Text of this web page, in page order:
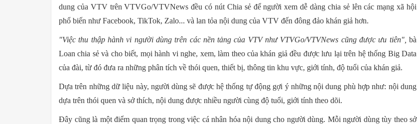
dung của VTV trên VTVGo/VTVNews đều có nút Chia sẻ để người xem dễ dàng chia sẻ lên các mạng xã hội
phổ biến như Facebook, TikTok, Zalo... và lan tỏa nội dung của VTV đến đông đảo khán giả hơn.
"Việc thu thập hành vi người dùng trên các nền tảng của VTV như VTVGo/VTVNews cũng được ưu tiên", bà
Loan chia sẻ và cho biết, mọi hành vi nghe, xem, làm theo của khán giả đều được lưu lại trên hệ thống Big Data
của đài, từ đó đưa ra những phân tích về thói quen, thiết bị, thông tin khu vực, giới tính, độ tuổi của khán giả.
Dựa trên những dữ liệu này, người dùng sẽ được hệ thống tự động gợi ý những nội dung phù hợp như: nội dung
dựa trên thói quen và sở thích, nội dung được nhiều người cùng độ tuổi, giới tính theo dõi.
Đây cũng là một điểm quan trọng trong việc cá nhân hóa nội dung cho người dùng. Mỗi người dùng tùy theo sở